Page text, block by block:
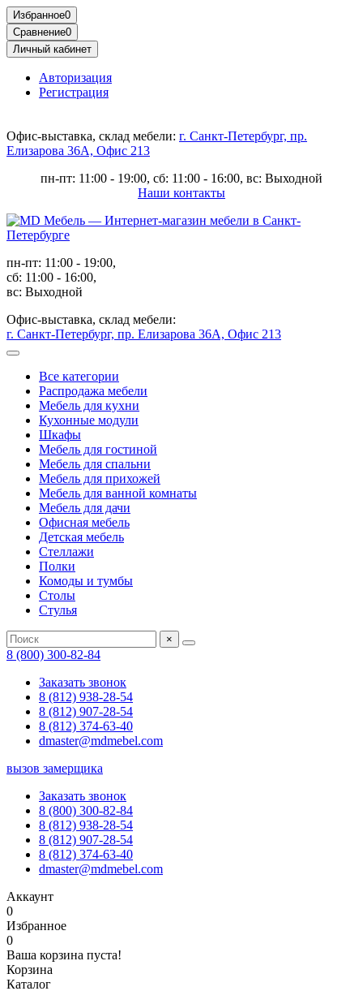
Избранное0
Сравнение0
Личный кабинет
Авторизация
Регистрация
Офис-выставка, склад мебели: г. Санкт-Петербург, пр.
Елизарова 36А, Офис 213
пн-пт: 11:00 - 19:00, сб: 11:00 - 16:00, вс: Выходной
Наши контакты
пн-пт: 11:00 - 19:00,
сб: 11:00 - 16:00,
вс: Выходной
Офис-выставка, склад мебели:
г. Санкт-Петербург, пр. Елизарова 36А, Офис 213
Все категории
Распродажа мебели
Мебель для кухни
Кухонные модули
Шкафы
Мебель для гостиной
Мебель для спальни
Мебель для прихожей
Мебель для ванной комнаты
Мебель для дачи
Офисная мебель
Детская мебель
Стеллажи
Полки
Комоды и тумбы
Столы
Стулья
×
8 (800) 300-82-84
Заказать звонок
8 (812) 938-28-54
8 (812) 907-28-54
8 (812) 374-63-40
dmaster@mdmebel.com
вызов замерщика
Заказать звонок
8 (800) 300-82-84
8 (812) 938-28-54
8 (812) 907-28-54
8 (812) 374-63-40
dmaster@mdmebel.com
Аккаунт
0
Избранное
0
Ваша корзина пуста!
Корзина
Каталог